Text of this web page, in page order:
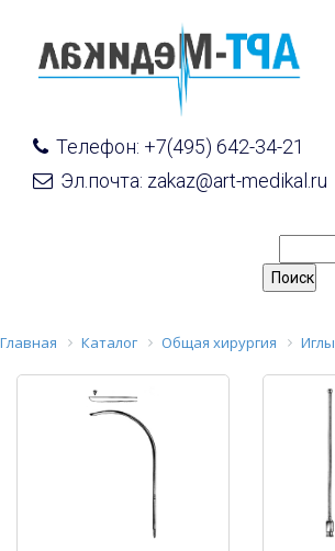
Телефон: +7(495) 642-34-21
Эл.почта: zakaz@art-medikal.ru
Главная Каталог Общая хирургия Иглы